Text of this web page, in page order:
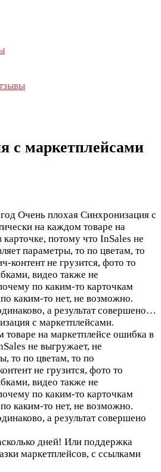
с маркетплейсами
Очень плохая Синхронизация с
на каждом товаре на
потому что InSales не
параметры, то по цветам, то
контент не грузится, фото то
видео также не
по каким-то карточкам
каким-то нет, не возможно.
а результат совершено…
с маркетплейсами.
товаре на маркетплейсе ошибка в
не выгружает, не
то по цветам, то по
не грузится, фото то
видео также не
по каким-то карточкам
каким-то нет, не возможно.
а результат совершено
дней! Или поддержка
маркетплейсов, с ссылками